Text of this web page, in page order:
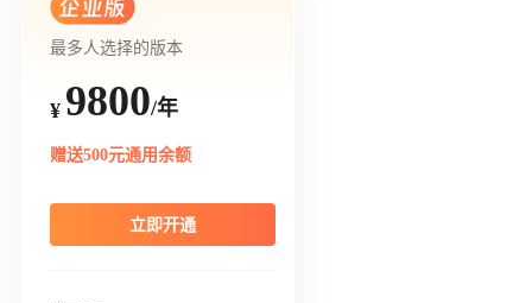
最多人选择的版本
¥ 9800/年
赠送500元通用余额
立即开通